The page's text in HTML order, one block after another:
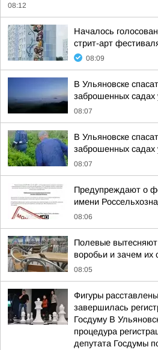
08:12
Началось
стрит-арт
08:09
В Ульяновске
заброшенных
08:07
В Ульяновске
заброшенных
08:07
Предупреждают о
имени
08:06
Полевые
воробьи и зачем их
08:05
Фигуры
завершилась
Госдуму В
процедура
депутата Госдумы